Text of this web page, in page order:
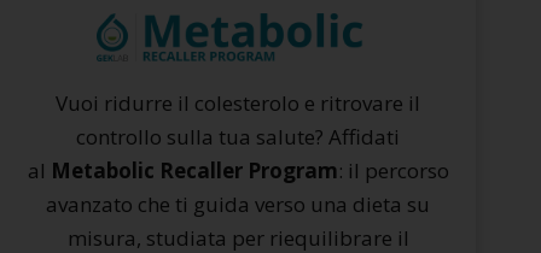
Vuoi ridurre il colesterolo e ritrovare il
controllo sulla tua salute? Affidati
al Metabolic Recaller Program: il percorso
avanzato che ti guida verso una dieta su
misura, studiata per riequilibrare il